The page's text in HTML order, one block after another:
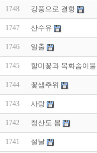
1748 강풍으로 결항
1747 산수유
1746 일출
1745 할미꽃과 목화솜이불
1744 꽃샘추위
1743 사랑
1742 청산도 봄
1741 설날